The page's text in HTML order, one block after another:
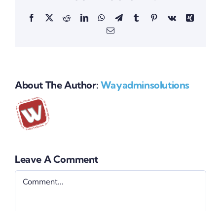
Facebook
X RedditLinkedInWhatsApp
TelegramTumblrPinterestVk
Xing
Email
About The Author: Wayadminsolutions
Leave A Comment
Comment